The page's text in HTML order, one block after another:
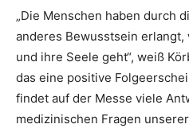
„Die Menschen haben durch
anderes Bewusstsein
und ihre Seele geht“, weiß
das eine positive
findet auf der Messe viele
medizinischen Fragen unserer